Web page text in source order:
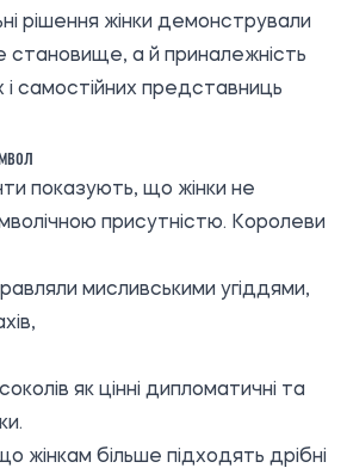
рішення жінки демонстрували
становище, а й приналежність
і самостійних представниць
показують, що жінки не
присутністю. Королеви
мисливськими угіддями,
як цінні дипломатичні та
жінкам більше підходять дрібні